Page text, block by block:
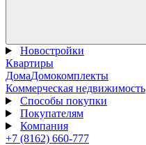
Новостройки
Квартиры
ДомаДомокомплекты
Коммерческая недвижимость
Способы покупки
Покупателям
Компания
+7 (8162) 660-777